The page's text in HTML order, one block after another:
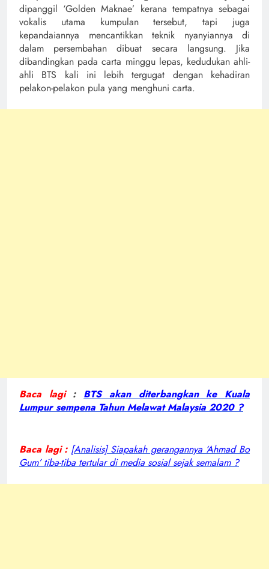
dipanggil ‘Golden Maknae’ kerana tempatnya sebagai
vokalis utama kumpulan tersebut, tapi juga
kepandaiannya mencantikkan teknik nyanyiannya di
dalam persembahan dibuat secara langsung. Jika
dibandingkan pada carta minggu lepas, kedudukan ahli-
ahli BTS kali ini lebih tergugat dengan kehadiran
pelakon-pelakon pula yang menghuni carta.
Baca lagi: BTS akan diterbangkan ke Kuala
Lumpur sempena Tahun Melawat Malaysia 2020 ?
Baca lagi : [Analisis] Siapakah gerangannya ‘Ahmad Bo
Gum’ tiba-tiba tertular di media sosial sejak semalam ?